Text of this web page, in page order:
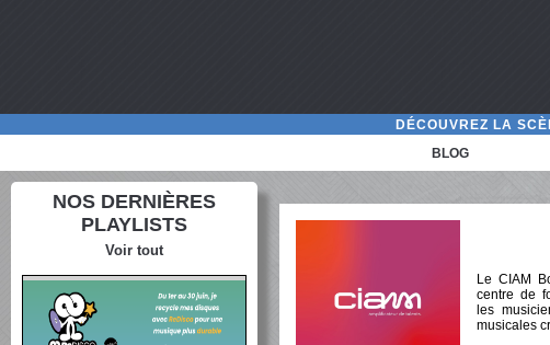
DÉCOUVREZ LA
BLOG
NOS DERNIÈRES
PLAYLISTS
Voir tout
Le CIAM
centre de
les
musicales